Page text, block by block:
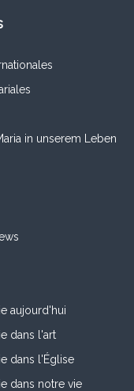
in unserem Leben
aujourd'hui
dans l'art
dans l'Église
dans notre vie